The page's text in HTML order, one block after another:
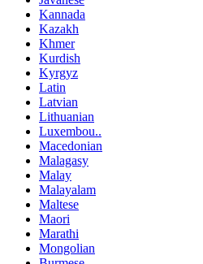
Kannada
Kazakh
Khmer
Kurdish
Kyrgyz
Latin
Latvian
Lithuanian
Luxembou..
Macedonian
Malagasy
Malay
Malayalam
Maltese
Maori
Marathi
Mongolian